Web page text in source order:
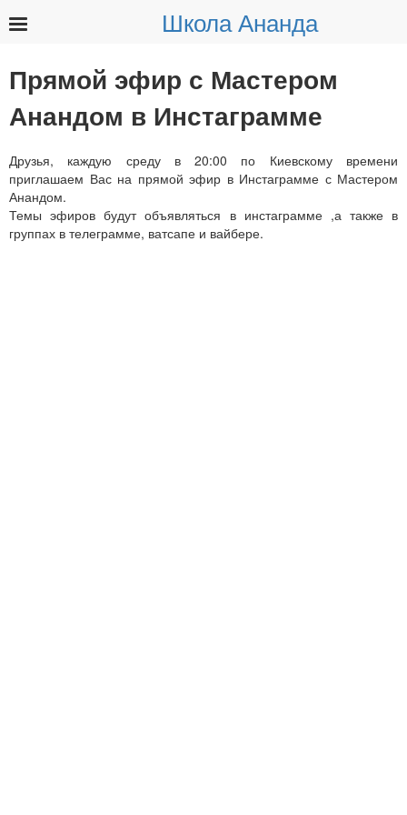
Школа Ананда
Прямой эфир с Мастером
Анандом в Инстаграмме
Друзья, каждую среду в 20:00 по Киевскому времени
приглашаем Вас на прямой эфир в Инстаграмме с Мастером
Анандом.
Темы эфиров будут объявляться в инстаграмме ,а также в
группах в телеграмме, ватсапе и вайбере.